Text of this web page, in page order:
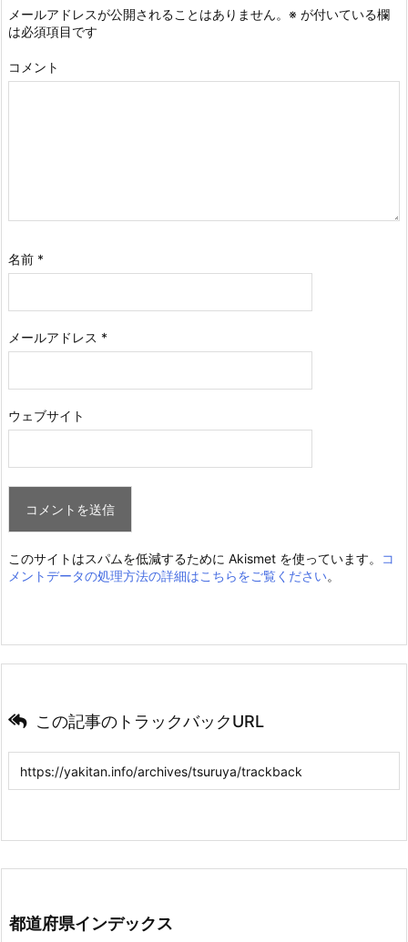
メールアドレスが公開されることはありません。 ※ が付いている欄
は必須項目です
コメント
名前 *
メールアドレス *
ウェブサイト
このサイトはスパムを低減するために Akismet を使っています。
コ
メントデータの処理方法の詳細はこちらをご覧ください。
この記事のトラックバックURL
都道府県インデックス